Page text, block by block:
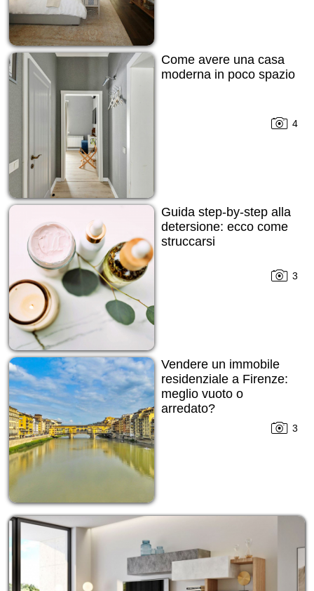
Come avere una casa
moderna in poco spazio
4
Guida step-by-step alla
detersione: ecco come
struccarsi
3
Vendere un immobile
residenziale a Firenze:
meglio vuoto o
arredato?
3